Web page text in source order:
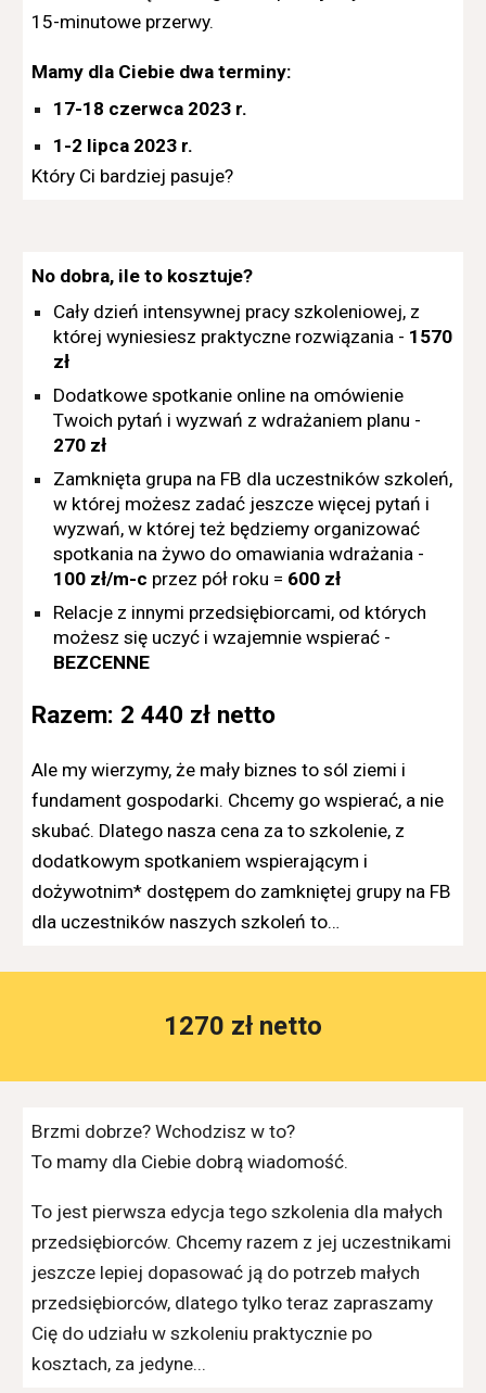
15-minutowe przerwy.
Mamy dla Ciebie dwa terminy:
17-18 czerwca 2023 r.
1-2 lipca 2023 r.
Który Ci bardziej pasuje?
No dobra, ile to kosztuje?
Cały dzień intensywnej pracy szkoleniowej, z
której wyniesiesz praktyczne rozwiązania - 1570
zł
Dodatkowe spotkanie online na omówienie
Twoich pytań i wyzwań z wdrażaniem planu -
270 zł
Zamknięta grupa na FB dla uczestników szkoleń,
w której możesz zadać jeszcze więcej pytań i
wyzwań, w której też będziemy organizować
spotkania na żywo do omawiania wdrażania -
100 zł/m-c przez pół roku = 600 zł
Relacje z innymi przedsiębiorcami, od których
możesz się uczyć i wzajemnie wspierać -
BEZCENNE
Razem: 2 440 zł netto
Ale my wierzymy, że mały biznes to sól ziemi i
fundament gospodarki. Chcemy go wspierać, a nie
skubać. Dlatego nasza cena za to szkolenie, z
dodatkowym spotkaniem wspierającym i
dożywotnim* dostępem do zamkniętej grupy na FB
dla uczestników naszych szkoleń to…
1270 zł netto
Brzmi dobrze? Wchodzisz w to?
To mamy dla Ciebie dobrą wiadomość.
To jest pierwsza edycja tego szkolenia dla małych
przedsiębiorców. Chcemy razem z jej uczestnikami
jeszcze lepiej dopasować ją do potrzeb małych
przedsiębiorców, dlatego tylko teraz zapraszamy
Cię do udziału w szkoleniu praktycznie po
kosztach, za jedyne...